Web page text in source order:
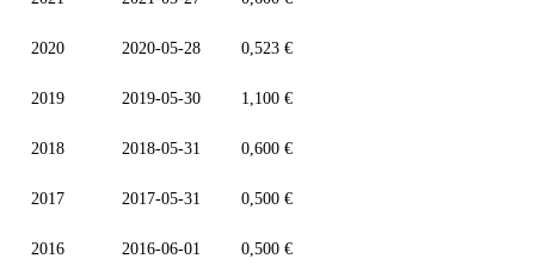
2020 2020-05-28 0,523 €
2019 2019-05-30 1,100 €
2018 2018-05-31 0,600 €
2017 2017-05-31 0,500 €
2016 2016-06-01 0,500 €